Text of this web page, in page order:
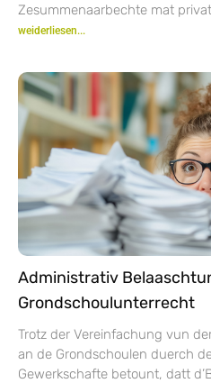
Zesummenaarbechte mat
weiderliesen...
Administrativ
Grondschoulunterrecht
Trotz der Vereinfachung vun
an de Grondschoulen duerch
Gewerkschafte betount, datt